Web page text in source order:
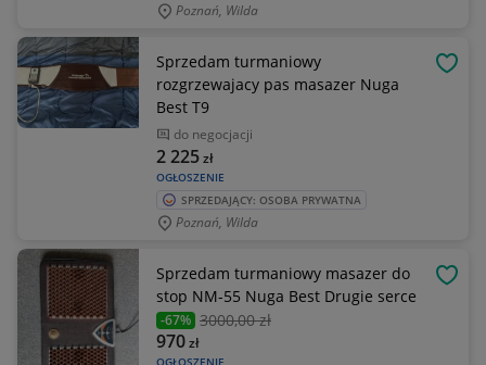
Poznań, Wilda
Sprzedam turmaniowy
rozgrzewajacy pas masazer Nuga
Best T9
do negocjacji
OGŁOSZENIE
2 225zł
SPRZEDAJĄCY: OSOBA PRYWATNA
Poznań, Wilda
Sprzedam turmaniowy masazer do
stop NM-55 Nuga Best Drugie serce
-67% 3000,00 zł
OGŁOSZENIE
970zł